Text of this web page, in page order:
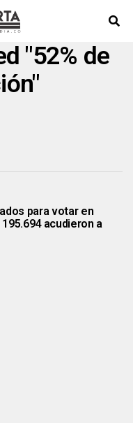
"52% de
para votar en
acudieron a